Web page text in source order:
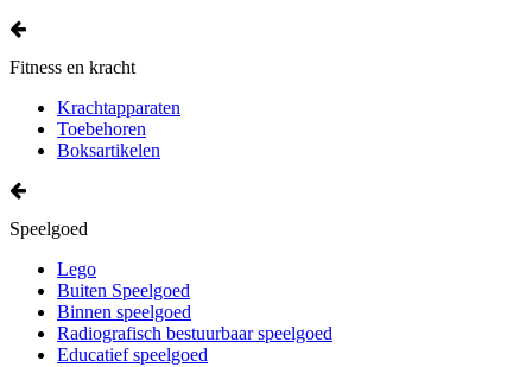
Fitness en kracht
Krachtapparaten
Toebehoren
Boksartikelen
Speelgoed
Lego
Buiten Speelgoed
Binnen speelgoed
Radiografisch bestuurbaar speelgoed
Educatief speelgoed